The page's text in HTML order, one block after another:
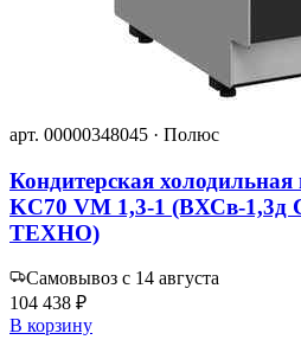
арт. 00000348045 · Полюс
Кондитерская
KC70 VM 1,3-1 (ВХСв-1,3д
ТЕХНО)
Самовывоз с 14 августа
104 438 ₽
В корзину